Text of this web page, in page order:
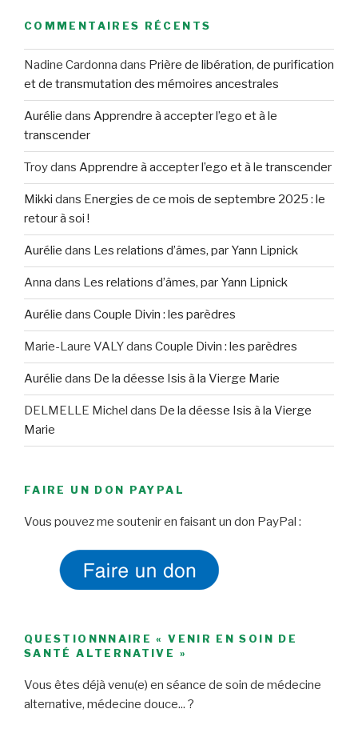
COMMENTAIRES RÉCENTS
Nadine Cardonna dans Prière de libération, de purification
et de transmutation des mémoires ancestrales
Aurélie dans Apprendre à accepter l’ego et à le
transcender
Troydans Apprendre à accepter l’ego et à le transcender
Mikki dans Energies de ce mois de septembre 2025 : le
retour à soi !
Aurélie dans Les relations d’âmes, par Yann Lipnick
Anna dans Les relations d’âmes, par Yann Lipnick
Aurélie dans Couple Divin : les parèdres
Marie-Laure VALYdans Couple Divin : les parèdres
Aurélie dans De la déesse Isis à la Vierge Marie
DELMELLE Michel dans De la déesse Isis à la Vierge
Marie
FAIRE UN DON PAYPAL
Vous pouvez me soutenir en faisant un don PayPal :
QUESTIONNNAIRE « VENIR EN SOIN DE
SANTÉ ALTERNATIVE »
Vous êtes déjà venu(e) en séance de soin de médecine
alternative, médecine douce... ?